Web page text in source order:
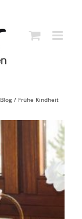
Blog Frühe Kindheit